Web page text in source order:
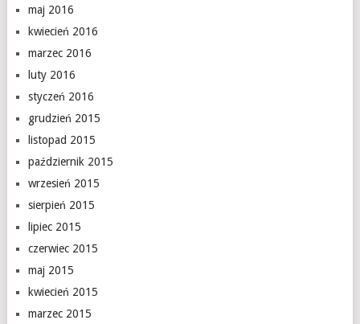
maj 2016
kwiecień 2016
marzec 2016
luty 2016
styczeń 2016
grudzień 2015
listopad 2015
październik 2015
wrzesień 2015
sierpień 2015
lipiec 2015
czerwiec 2015
maj 2015
kwiecień 2015
marzec 2015